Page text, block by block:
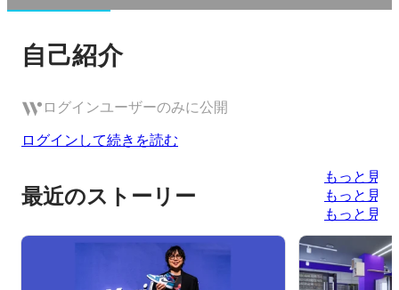
自己紹介
ログインユーザーのみに公開
ログインして続きを読む
最近のストーリー
もっと見る
もっと見る
もっと見る